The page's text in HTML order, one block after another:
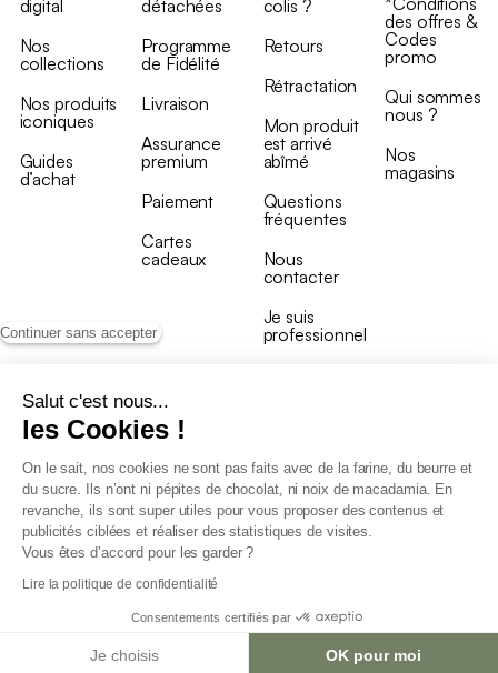
Continuer sans accepter
Salut c'est nous...
les Cookies !
On le sait, nos cookies ne sont pas faits avec de la farine, du beurre et
du sucre. Ils n’ont ni pépites de chocolat, ni noix de macadamia. En
revanche, ils sont super utiles pour vous proposer des contenus et
publicités ciblées et réaliser des statistiques de visites.
Vous êtes d’accord pour les garder ?
Lire la politique de confidentialité
Consentements certifiés par
Je choisis OK pour moi
digital
Nos
collections
Nos produits
iconiques
Guides
d’achat
détachées
Programme
de Fidélité
Livraison
Assurance
premium
Paiement
Cartes
cadeaux
colis ?
Retours
Rétractation
Mon produit
est arrivé
abîmé
Questions
fréquentes
Nous
contacter
Je suis
professionnel
des offres &
Codes
promo
Qui sommes
nous ?
Nos
magasins
Conditions générales de vente
Conditions générales du programme de fidélité
Charte de données personnelles
Conditions générales de vente Pro
Déclaration d’accessibilité